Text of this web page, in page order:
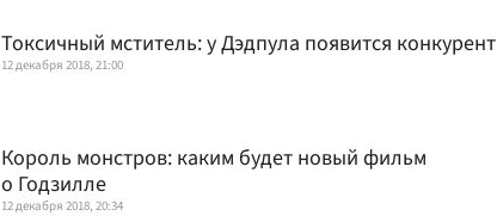
Токсичный мститель: у Дэдпула появится конкурент
12 декабря 2018, 21:00
Король монстров: каким будет новый фильм
о Годзилле
12 декабря 2018, 20:34